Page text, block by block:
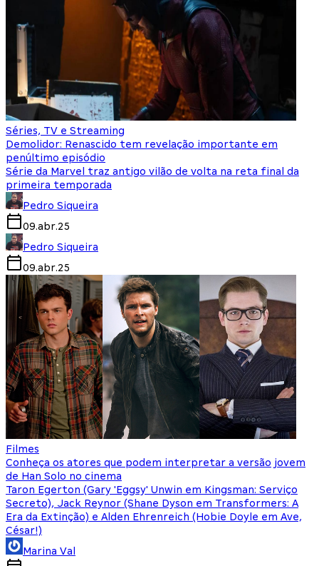
Séries, TV e Streaming
Demolidor: Renascido tem revelação importante em
penúltimo episódio
Série da Marvel traz antigo vilão de volta na reta final da
primeira temporada
Pedro Siqueira
09.abr.25
Pedro Siqueira
09.abr.25
Filmes
Conheça os atores que podem interpretar a versão jovem
de Han Solo no cinema
Taron Egerton (Gary 'Eggsy' Unwin em Kingsman: Serviço
Secreto), Jack Reynor (Shane Dyson em Transformers: A
Era da Extinção) e Alden Ehrenreich (Hobie Doyle em Ave,
César!)
Marina Val